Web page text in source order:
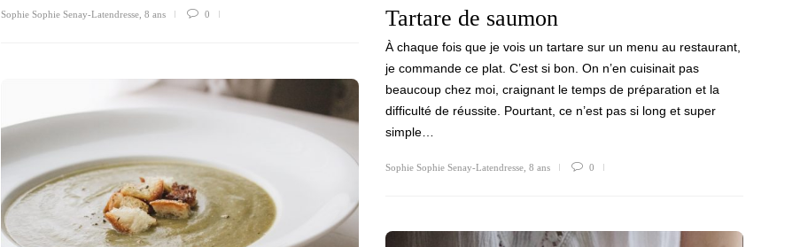
Sophie Sophie Senay-Latendresse, 8 ans 0 Tartare de saumon
À chaque fois que je vois un tartare sur un menu au restaurant,
je commande ce plat. C’est si bon. On n’en cuisinait pas
beaucoup chez moi, craignant le temps de préparation et la
difficulté de réussite. Pourtant, ce n’est pas si long et super
simple…
Sophie Sophie Senay-Latendresse, 8 ans 0